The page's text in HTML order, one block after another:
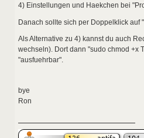
4) Einstellungen und Haekchen bei
Danach sollte sich per Doppelklick auf
Als Alternative zu 4) kannst du auch
wechseln). Dort dann "sudo chmod +x
"ausfuehrbar".
bye
Ron